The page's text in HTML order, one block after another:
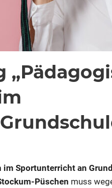
Sportunterricht an
Püschen muss